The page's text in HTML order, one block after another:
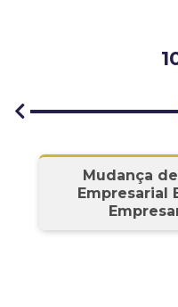
Mudança
Empresarial